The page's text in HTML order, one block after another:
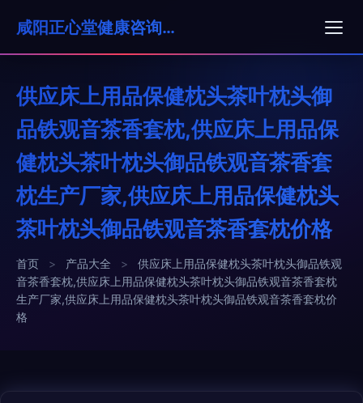
咸阳正心堂健康咨询有限公司
供应床上用品保健枕头茶叶枕头御
品铁观音茶香套枕,供应床上用品保
健枕头茶叶枕头御品铁观音茶香套
枕生产厂家,供应床上用品保健枕头
茶叶枕头御品铁观音茶香套枕价格
首页 > 产品大全 >
供应床上用品保健枕头茶叶枕头御品铁观
音茶香套枕,供应床上用品保健枕头茶叶枕头御品铁观音茶香套枕
生产厂家,供应床上用品保健枕头茶叶枕头御品铁观音茶香套枕价
格